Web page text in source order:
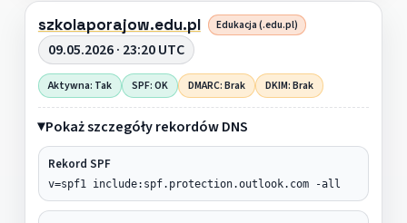
szkolaporajow.edu.pl Edukacja (.edu.pl)
09.05.2026 · 23:20 UTC
Aktywna: Tak SPF: OK DMARC: Brak DKIM: Brak
Pokaż szczegóły rekordów DNS
Rekord SPF
v=spf1 include:spf.protection.outlook.com -all